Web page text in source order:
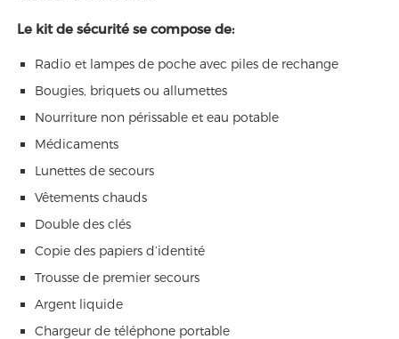
Le kit de sécurité se compose de:
Radio et lampes de poche avec piles de rechange
Bougies, briquets ou allumettes
Nourriture non périssable et eau potable
Médicaments
Lunettes de secours
Vêtements chauds
Double des clés
Copie des papiers d’identité
Trousse de premier secours
Argent liquide
Chargeur de téléphone portable